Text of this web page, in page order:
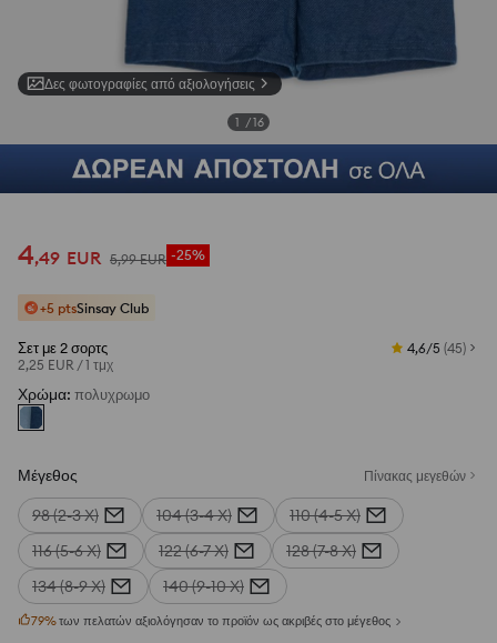
Δες φωτογραφίες από αξιολογήσεις
1 /16
4,49 EUR 5,99 EUR -25%
+5 ptsSinsay Club
Σετ με 2 σορτς
2,25 EUR /1 τμχ
4,6/5 (45)
Χρώμα: πολυχρωμο
Μέγεθος Πίνακας μεγεθών
98 (2-3 Χ) 104 (3-4 Χ)
110 (4-5 Χ)
116 (5-6 Χ)
122 (6-7 Χ)
128 (7-8 Χ)
134 (8-9 Χ)
140 (9-10 Χ)
79%των πελατών αξιολόγησαν το προϊόν ως ακριβές στο μέγεθος